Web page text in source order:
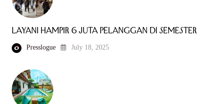
Layani Hampir 6 Juta Pelanggan di Semester
Presslogue July 18, 2025